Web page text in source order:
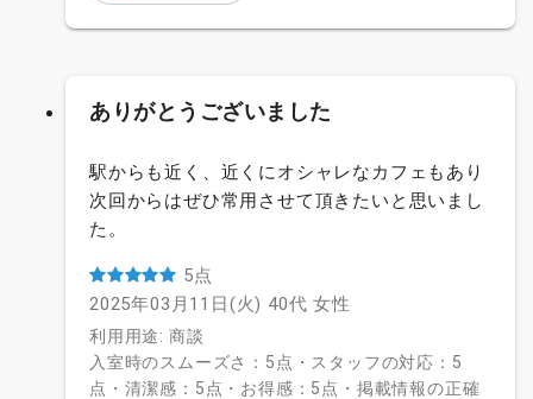
ありがとうございました
駅からも近く、近くにオシャレなカフェもあり
次回からはぜひ常用させて頂きたいと思いまし
た。
5点
2025年03月11日(火) 40代 女性
利用用途: 商談
入室時のスムーズさ：5点・スタッフの対応：5
点・清潔感：5点・お得感：5点・掲載情報の正確